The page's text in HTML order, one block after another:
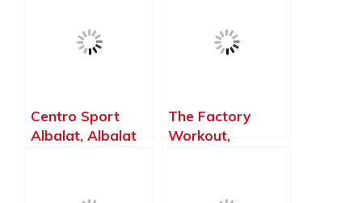
Centro Sport
Albalat, Albalat
The Factory
Workout,